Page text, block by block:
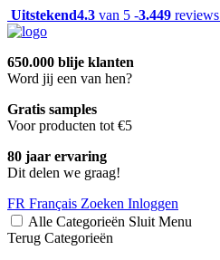
Uitstekend4.3 van 5 -3.449 reviews
650.000 blije klanten
Word jij een van hen?
Gratis samples
Voor producten tot €5
80 jaar ervaring
Dit delen we graag!
FR Français Zoeken Inloggen
Alle Categorieën Sluit Menu
Terug Categorieën